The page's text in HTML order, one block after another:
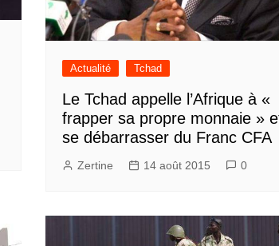
Actualité Tchad
Le Tchad appelle l’Afrique à «
frapper sa propre monnaie »
se débarrasser du Franc CFA
Zertine 14 août 2015 0